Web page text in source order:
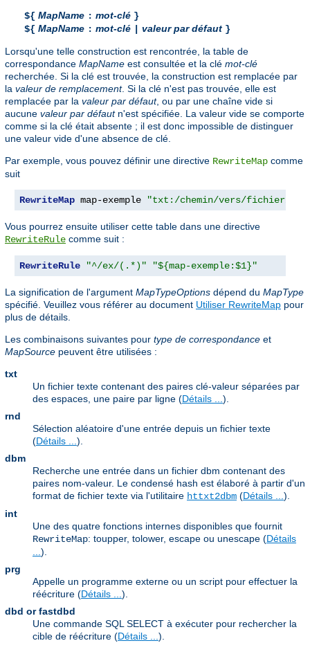
${ MapName : mot-clé }
${ MapName : mot-clé valeur par défaut }
Lorsqu'une telle construction est rencontrée, la table de
correspondance MapName est consultée et la clé mot-clé
recherchée. Si la clé est trouvée, la construction est remplacée par
la valeur de remplacement. Si la clé n'est pas trouvée, elle est
remplacée par la valeur par défaut, ou par une chaîne vide si
aucune valeur par défautn'est spécifiée. La valeur vide se comporte
comme si la clé était absente ; il est donc impossible de distinguer
une valeur vide d'une absence de clé.
Par exemple, vous pouvez définir une directive RewriteMap comme
suit
RewriteMap map-exemple "txt:/chemin/vers/fichier/
Vous pourrez ensuite utiliser cette table dans une directive
RewriteRule comme suit :
RewriteRule "^/ex/(.*)" "${map-exemple:$1}"
La signification de l'argument MapTypeOptions dépend du MapType
spécifié. Veuillez vous référer au document Utiliser RewriteMap pour
plus de détails.
Les combinaisons suivantes pour type de correspondance et
MapSource peuvent être utilisées :
txt
Un fichier texte contenant des paires clé-valeur séparées par
des espaces, une paire par ligne (Détails ... ).
rnd
Sélection aléatoire d'une entrée depuis un fichier texte
(Détails ... ).
dbm
Recherche une entrée dans un fichier dbm contenant des
paires nom-valeur. Le condensé hash est élaboré à partir d'un
format de fichier texte via l'utilitaire httxt2dbm (Détails ... ).
int
Une des quatre fonctions internes disponibles que fournit
RewriteMap: toupper, tolower, escape ou unescape (Détails
).
prg
Appelle un programme externe ou un script pour effectuer la
réécriture (Détails ... ).
dbd or fastdbd
Une commande SQL SELECT à exécuter pour rechercher la
cible de réécriture (Détails ... ).